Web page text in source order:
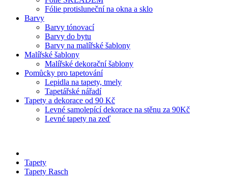
Fólie protisluneční na okna a sklo
Barvy
Barvy tónovací
Barvy do bytu
Barvy na malířské šablony
Malířské šablony
Malířské dekorační šablony
Pomůcky pro tapetování
Lepidla na tapety, tmely
Tapetářské nářadí
Tapety a dekorace od 90 Kč
Levné samolepící dekorace na stěnu za 90Kč
Levné tapety na zeď
Tapety
Tapety Rasch